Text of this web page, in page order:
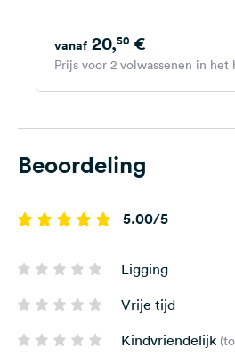
vanaf 20,50 €
Prijs voor 2 volwassenen in het
Beoordeling
5.00/5
Ligging
Vrije tijd
Kindvriendelijk